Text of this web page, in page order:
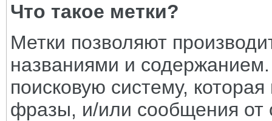
Что такое метки?
Метки позволяют
названиями и
поисковую систему,
фразы, и/или сообщения от